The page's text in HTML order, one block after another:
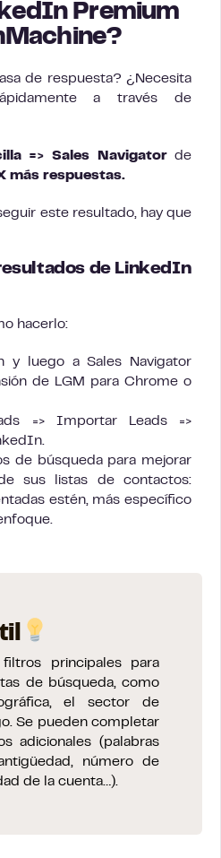
Premium
de respuesta? ¿Necesita
a través de
=>Sales Navigatorde
más respuestas.
este resultado, hay que
de LinkedIn
hacerlo:
y luego a Sales Navigator
de LGM para Chrome o
=> Importar Leads =>
de búsqueda para mejorar
sus listas de contactos:
estén, más específico
principales para
de búsqueda, como
el sector de
Se pueden completar
adicionales (palabras
número de
de la cuenta…).